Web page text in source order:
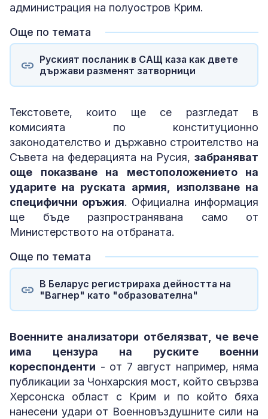
администрация на полуостров Крим.
Още по темата
Руският посланик в САЩ каза как двете
държави разменят затворници
Текстовете, които ще се разгледат в
комисията по конституционно
законодателство и държавно строителство на
Съвета на федерацията на Русия, забраняват
още показване на местоположението на
ударите на руската армия,
използване на
специфични оръжия. Официална информация
ще бъде разпространявана само от
Министерството на отбраната.
Още по темата
В Беларус регистрираха дейността на
"Вагнер" като "образователна"
Военните анализатори отбелязват, че вече
има цензура на руските военни
кореспонденти - от 7 август например, няма
публикации за Чонхарския мост, който свързва
Херсонска област с Крим и по който бяха
нанесени удари от Военновъздушните сили на